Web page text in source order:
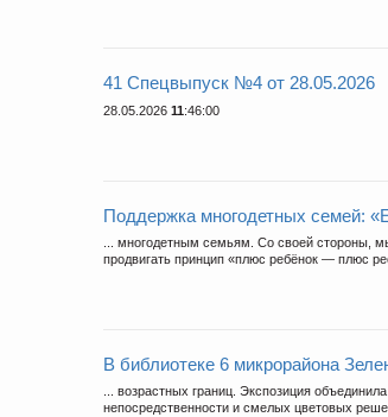
41 Спецвыпуск №4 от 28.05.2026
28.05.2026 11:46:00
Поддержка многодетных семей:
... многодетным семьям. Со своей стороны,
продвигать принцип «плюс ребёнок — плюс
В библиотеке 6 микрорайона
... возрастных границ. Экспозиция
непосредственности и смелых цветовых